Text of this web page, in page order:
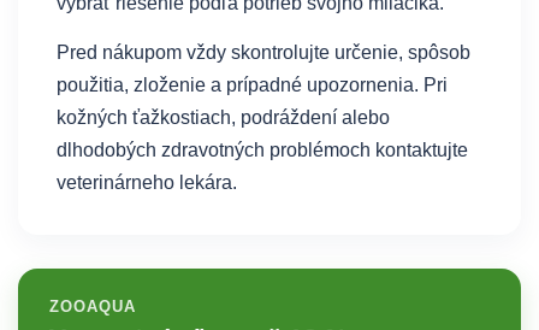
Pred nákupom vždy skontrolujte určenie, spôsob
použitia, zloženie a prípadné upozornenia. Pri
kožných ťažkostiach, podráždení alebo
dlhodobých zdravotných problémoch kontaktujte
veterinárneho lekára.
ZOOAQUA